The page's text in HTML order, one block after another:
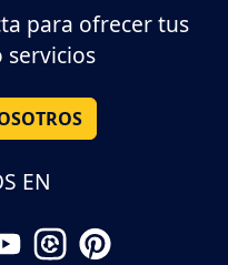
para ofrecer tus
EN